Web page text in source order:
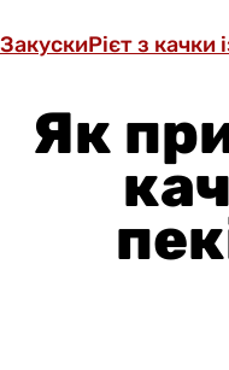
ЗакускиРієт з
Як